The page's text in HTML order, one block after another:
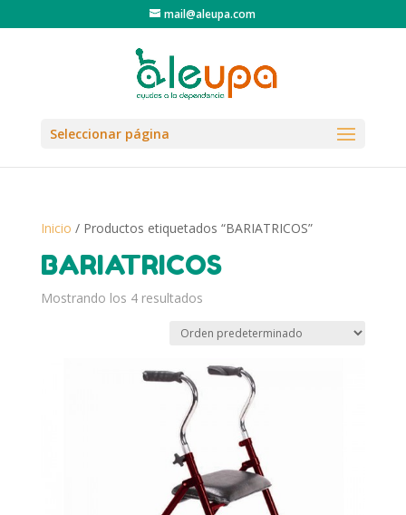
mail@aleupa.com
Seleccionar página
Inicio / Productos etiquetados “BARIATRICOS”
BARIATRICOS
Mostrando los 4 resultados